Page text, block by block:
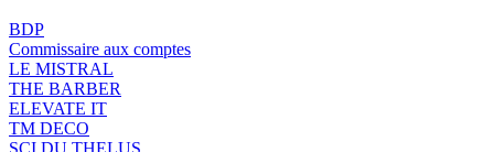
BDP
Commissaire aux comptes
LE MISTRAL
THE BARBER
ELEVATE IT
TM DECO
SCI DU THELUS